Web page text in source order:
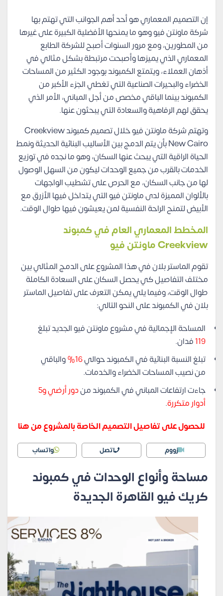
إن التصميم المعماري هو أحد أهم الجوانب التي تهتم بها
شركة ماونتن فيو وهو ما يمنحها الأفضلية الكبيرة على غيرها
من المطورين، ومع مرور السنوات أصبح للشركة الطابع
المعماري الذي يميزها وأصبحت مرتبطة بشكل مثالي في
أذهان العملاء، ويتمتع الكمبوند بوجود الكثير من المساحات
الخضراء والبحيرات الصناعية التي تغطي الجزء الأكبر من
الكمبوند بينما الباقي مخصص من أجل المباني، الأمر الذي
يحقق لهم الرفاهية والسعادة التي يبحثون عنها.
وتهتم شركة ماونتن فيو خلال تصميم كمبوند Creekview
New Cairo بأن يتم الدمج بين الأساليب البنائية الحديثة ونمط
الحياة الراقية التي يبحث عنها السكان، وهو ما نجده في توزيع
الخدمات بالقرب من جميع الوحدات ليكون من السهل الوصول
لها من جانب السكان، مع الحرص على تشطيب الواجهات
بالألوان المميزة لدى ماونتن فيو التي يتداخل فيها الأزرق مع
الأبيض لتمنح الراحة النفسية لمن يعيشون فيها طوال الوقت.
المخطط المعماري العام في كمبوند
Creekview ماونتن فيو
تقوم الماستر بلان في هذا المشروع على الدمج المثالي بين
مختلف التفاصيل كي يحصل السكان على السعادة الكاملة
طوال الوقت، وفيما يلي يمكن التعرف على تفاصيل الماستر
بلان في الكمبوند على النحو التالي:
المساحة الإجمالية في مشروع ماونتن فيو الجديد تبلغ
119فدان.
تبلغ النسبة البنائية في الكمبوند حوالي16%
والباقي
من نصيب المساحات الخضراء والخدمات.
جاءت ارتفاعات المباني في الكمبوند من
دور أرضي و5
أدوار متكررة.
للحصول على تفاصيل التصميم الخاصة بالمشروع من هنا
زووم اتصل واتساب
مساحة وأنواع الوحدات في كمبوند
كريك فيو القاهرة الجديدة